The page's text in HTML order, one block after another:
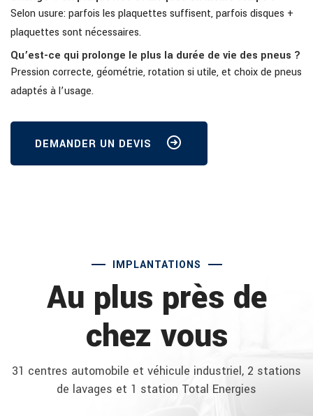
Selon usure: parfois les plaquettes suffisent, parfois disques +
plaquettes sont nécessaires.
Qu’est-ce qui prolonge le plus la durée de vie des pneus ?
Pression correcte, géométrie, rotation si utile, et choix de pneus
adaptés à l’usage.
DEMANDER UN DEVIS
IMPLANTATIONS
Au plus près de
chez vous
31 centres automobile et véhicule industriel, 2 stations
de lavages et 1 station Total Energies